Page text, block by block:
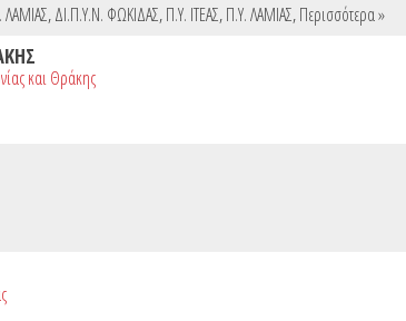
ΛΑΜΙΑΣ,ΔΙ.Π.Υ.Ν. ΦΩΚΙΔΑΣ,Π.Υ. ΙΤΕΑΣ,Π.Υ. ΛΑΜΙΑΣ,Περισσότερα »
και Θράκης